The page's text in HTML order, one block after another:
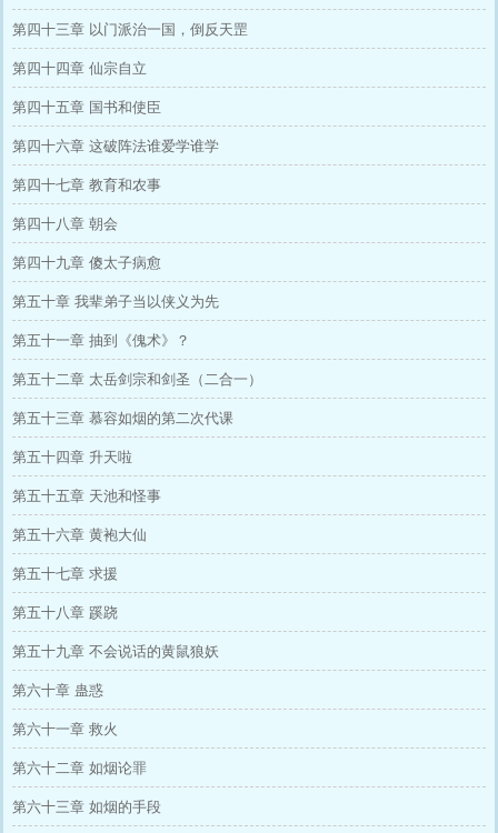
第四十三章 以门派治一国，倒反天罡
第四十四章 仙宗自立
第四十五章 国书和使臣
第四十六章 这破阵法谁爱学谁学
第四十七章 教育和农事
第四十八章 朝会
第四十九章 傻太子病愈
第五十章 我辈弟子当以侠义为先
第五十一章 抽到《傀术》？
第五十二章 太岳剑宗和剑圣（二合一）
第五十三章 慕容如烟的第二次代课
第五十四章 升天啦
第五十五章 天池和怪事
第五十六章 黄袍大仙
第五十七章 求援
第五十八章 蹊跷
第五十九章 不会说话的黄鼠狼妖
第六十章 蛊惑
第六十一章 救火
第六十二章 如烟论罪
第六十三章 如烟的手段